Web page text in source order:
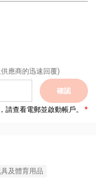
應商的迅速回覆)
確認
請查看電郵並啟動帳戶。
及體育用品